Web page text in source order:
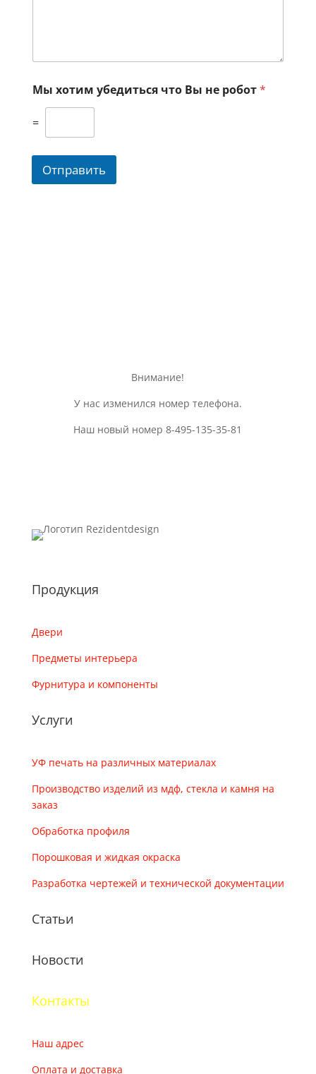
Мы хотим убедиться что Вы не робот*
=
Отправить
Внимание!
У нас изменился номер телефона.
Наш новый номер 8-495-135-35-81
Продукция
Двери
Предметы интерьера
Фурнитура и компоненты
Услуги
УФ печать на различных материалах
Производство изделий из мдф, стекла и камня на
заказ
Обработка профиля
Порошковая и жидкая окраска
Разработка чертежей и технической документации
Статьи
Новости
Контакты
Наш адрес
Оплата и доставка